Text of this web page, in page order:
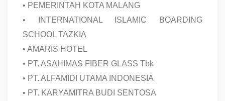
• PEMERINTAH KOTA MALANG
•
INTERNATIONAL ISLAMIC BOARDING
SCHOOL TAZKIA
• AMARIS HOTEL
• PT. ASAHIMAS FIBER GLASS Tbk
• PT. ALFAMIDI UTAMA INDONESIA
• PT. KARYAMITRA BUDI SENTOSA